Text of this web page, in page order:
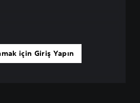
için Giriş Yapın